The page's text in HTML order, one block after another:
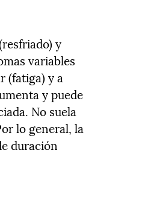
y
variables
(fatiga) y a
y puede
No suela
lo general, la
duración